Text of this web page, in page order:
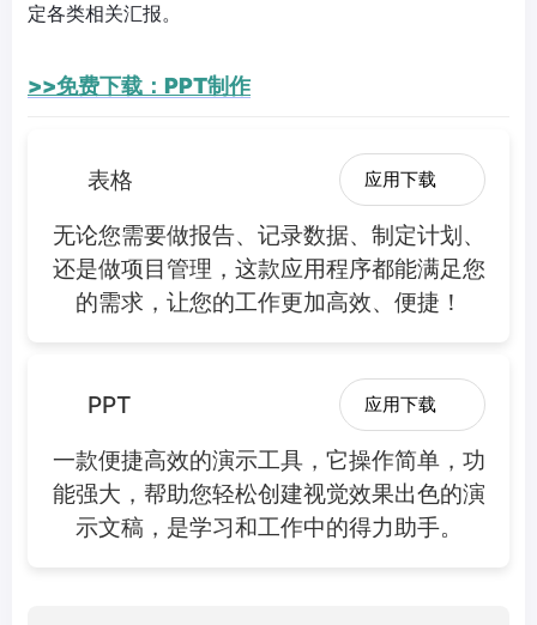
定各类相关汇报。
>>免费下载：PPT制作
表格 应用下载
无论您需要做报告、记录数据、制定计划、
还是做项目管理，这款应用程序都能满足您
的需求，让您的工作更加高效、便捷！
PPT 应用下载
一款便捷高效的演示工具，它操作简单，功
能强大，帮助您轻松创建视觉效果出色的演
示文稿，是学习和工作中的得力助手。